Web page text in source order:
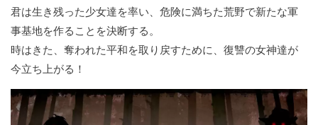
君は生き残った少女達を率い、危険に満ちた荒野で新たな軍
事基地を作ることを決断する。
時はきた、奪われた平和を取り戻すために、復讐の女神達が
今立ち上がる！